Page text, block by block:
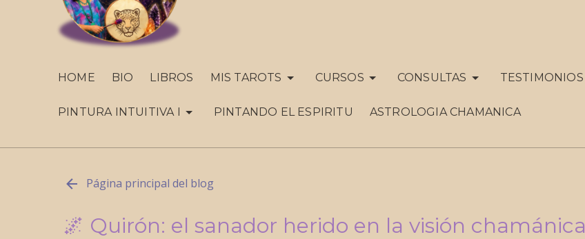
HOME BIO LIBROS MIS TAROTS CURSOS CONSULTAS TESTIMONIOS
PINTURA INTUITIVA I PINTANDO EL ESPIRITU ASTROLOGIA CHAMANICA
Página principal del blog
🌌 Quirón: el sanador herido en la visión chamánica